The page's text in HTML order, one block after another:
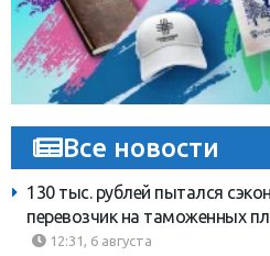
Все новости
130 тыс. рублей пытался
перевозчик на таможенных
12:31, 6 августа